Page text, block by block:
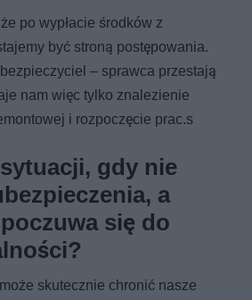
po wypłacie środków z
być stroną postępowania.
– sprawca przestają
nam więc tylko znalezienie
i rozpoczęcie prac.s
gdy nie
a
się do
skutecznie chronić nasze